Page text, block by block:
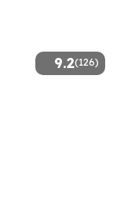
9.2(126)